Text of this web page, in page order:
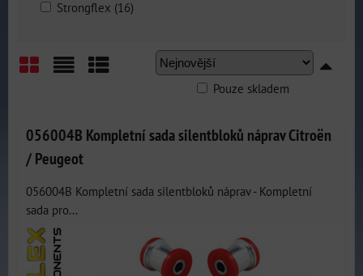
Strongflex (16)
Pouze skladem
056004B Kompletní sada silentbloků náprav Citroën
/ Peugeot
056004B Kompletní sada silentbloků náprav - Kompletní
sada pro...